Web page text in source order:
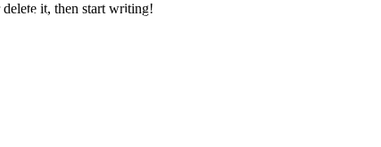
Estrutura Ensino
it, then start writing!